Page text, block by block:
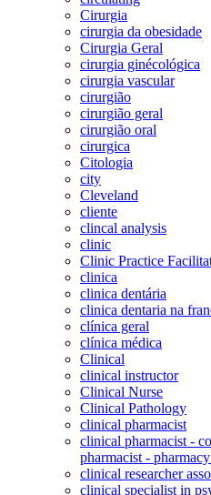
Cirurgia
cirurgia da obesidade
Cirurgia Geral
cirurgia ginécológica
cirurgia vascular
cirurgião
cirurgião geral
cirurgião oral
cirurgica
Citologia
city
Cleveland
cliente
clincal analysis
clinic
Clinic Practice
clinica
clinica dentária
clinica dentaria na
clínica geral
clínica médica
Clinical
clinical instructor
Clinical Nurse
Clinical Pathology
clinical pharmacist
clinical pharmacist -
pharmacist -
clinical researcher
clinical specialist in